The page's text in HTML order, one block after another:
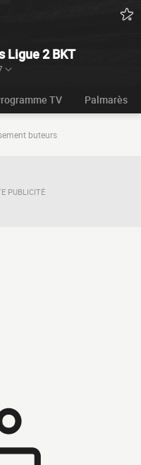
Ligue 2 BKT
TV Palmarès
buteurs
PUBLICITÉ